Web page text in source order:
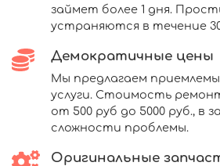
займет более 1 дня.
устраняются в течение
Демократичные цены
Мы предлагаем
услуги. Стоимость
от 500 руб до 5000 руб., в
сложности проблемы.
Оригинальные